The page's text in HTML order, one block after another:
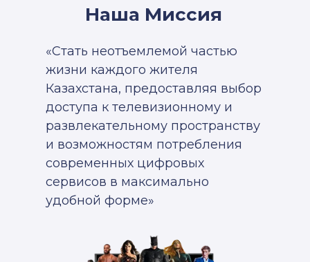
Наша Миссия
«Стать неотъемлемой частью
жизни каждого жителя
Казахстана, предоставляя выбор
доступа к телевизионному и
развлекательному пространству
и возможностям потребления
современных цифровых
сервисов в максимально
удобной форме»